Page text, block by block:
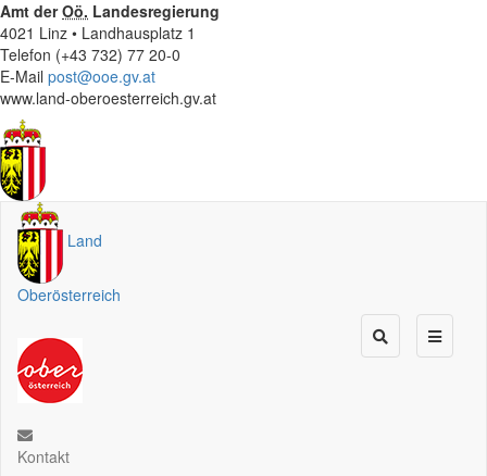
Amt derOö. Landesregierung
4021 Linz • Landhausplatz 1
Telefon (+43 732) 77 20-0
E-Mail post@ooe.gv.at
www.land-oberoesterreich.gv.at
Land
Oberösterreich
Kontakt